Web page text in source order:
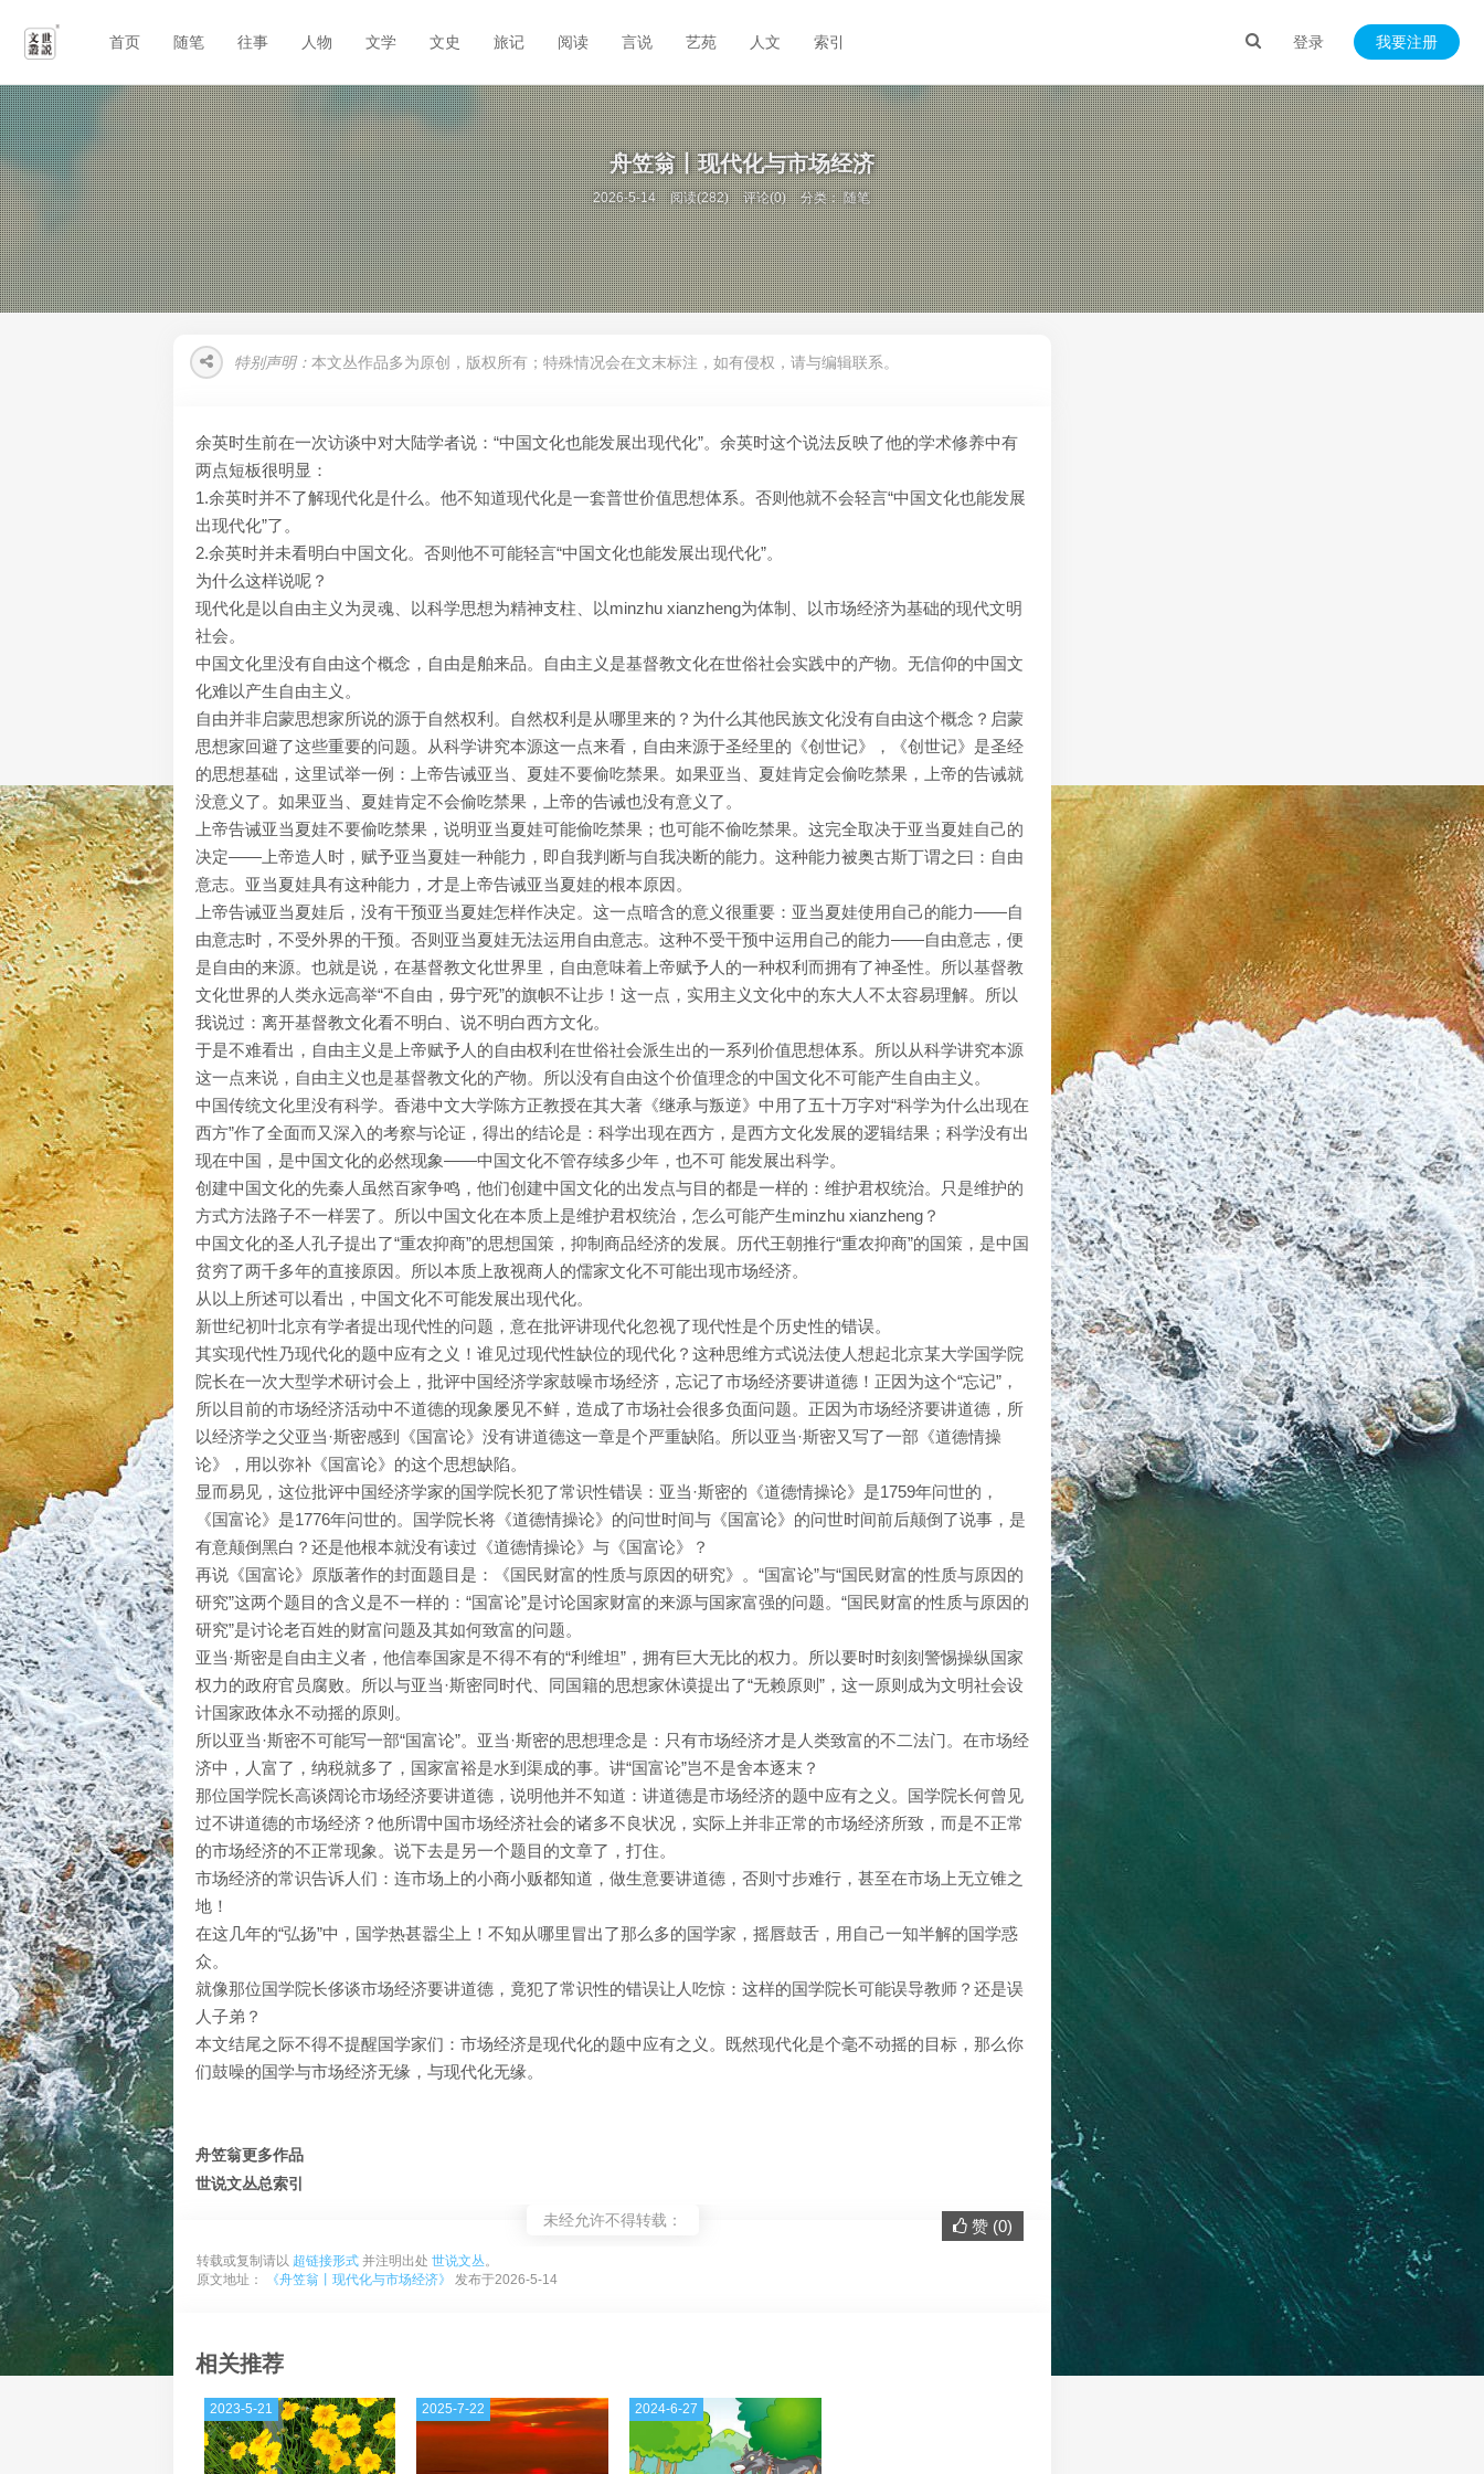
登录 我要注册
首页 随笔 往事 人物 文学 文史 旅记 阅读 言说 艺苑 人文 索引
舟笠翁丨现代化与市场经济
2026-5-14 阅读(282) 评论(0) 分类：随笔
特别声明： 本文丛作品多为原创，版权所有；特殊情况会在文末标注，如有侵权，请与编辑联系。
余英时生前在一次访谈中对大陆学者说：“中国文化也能发展出现代化”。余英时这个说法反映了他的学术修养中有
两点短板很明显：
1.余英时并不了解现代化是什么。他不知道现代化是一套普世价值思想体系。否则他就不会轻言“中国文化也能发展
出现代化”了。
2.余英时并未看明白中国文化。否则他不可能轻言“中国文化也能发展出现代化”。
为什么这样说呢？
现代化是以自由主义为灵魂、以科学思想为精神支柱、以minzhu xianzheng为体制、以市场经济为基础的现代文明
社会。
中国文化里没有自由这个概念，自由是舶来品。自由主义是基督教文化在世俗社会实践中的产物。无信仰的中国文
化难以产生自由主义。
自由并非启蒙思想家所说的源于自然权利。自然权利是从哪里来的？为什么其他民族文化没有自由这个概念？启蒙
思想家回避了这些重要的问题。从科学讲究本源这一点来看，自由来源于圣经里的《创世记》，《创世记》是圣经
的思想基础，这里试举一例：上帝告诫亚当、夏娃不要偷吃禁果。如果亚当、夏娃肯定会偷吃禁果，上帝的告诫就
没意义了。如果亚当、夏娃肯定不会偷吃禁果，上帝的告诫也没有意义了。
上帝告诫亚当夏娃不要偷吃禁果，说明亚当夏娃可能偷吃禁果；也可能不偷吃禁果。这完全取决于亚当夏娃自己的
决定——上帝造人时，赋予亚当夏娃一种能力，即自我判断与自我决断的能力。这种能力被奥古斯丁谓之曰：自由
意志。亚当夏娃具有这种能力，才是上帝告诫亚当夏娃的根本原因。
上帝告诫亚当夏娃后，没有干预亚当夏娃怎样作决定。这一点暗含的意义很重要：亚当夏娃使用自己的能力——自
由意志时，不受外界的干预。否则亚当夏娃无法运用自由意志。这种不受干预中运用自己的能力——自由意志，便
是自由的来源。也就是说，在基督教文化世界里，自由意味着上帝赋予人的一种权利而拥有了神圣性。所以基督教
文化世界的人类永远高举“不自由，毋宁死”的旗帜不让步！这一点，实用主义文化中的东大人不太容易理解。所以
我说过：离开基督教文化看不明白、说不明白西方文化。
于是不难看出，自由主义是上帝赋予人的自由权利在世俗社会派生出的一系列价值思想体系。所以从科学讲究本源
这一点来说，自由主义也是基督教文化的产物。所以没有自由这个价值理念的中国文化不可能产生自由主义。
中国传统文化里没有科学。香港中文大学陈方正教授在其大著《继承与叛逆》中用了五十万字对“科学为什么出现在
西方”作了全面而又深入的考察与论证，得出的结论是：科学出现在西方，是西方文化发展的逻辑结果；科学没有出
现在中国，是中国文化的必然现象——中国文化不管存续多少年，也不可 能发展出科学。
创建中国文化的先秦人虽然百家争鸣，他们创建中国文化的出发点与目的都是一样的：维护君权统治。只是维护的
方式方法路子不一样罢了。所以中国文化在本质上是维护君权统治，怎么可能产生minzhu xianzheng？
中国文化的圣人孔子提出了“重农抑商”的思想国策，抑制商品经济的发展。历代王朝推行“重农抑商”的国策，是中国
贫穷了两千多年的直接原因。所以本质上敌视商人的儒家文化不可能出现市场经济。
从以上所述可以看出，中国文化不可能发展出现代化。
新世纪初叶北京有学者提出现代性的问题，意在批评讲现代化忽视了现代性是个历史性的错误。
其实现代性乃现代化的题中应有之义！谁见过现代性缺位的现代化？这种思维方式说法使人想起北京某大学国学院
院长在一次大型学术研讨会上，批评中国经济学家鼓噪市场经济，忘记了市场经济要讲道德！正因为这个“忘记”，
所以目前的市场经济活动中不道德的现象屡见不鲜，造成了市场社会很多负面问题。正因为市场经济要讲道德，所
以经济学之父亚当·斯密感到《国富论》没有讲道德这一章是个严重缺陷。所以亚当·斯密又写了一部《道德情操
论》，用以弥补《国富论》的这个思想缺陷。
显而易见，这位批评中国经济学家的国学院长犯了常识性错误：亚当·斯密的《道德情操论》是1759年问世的，
《国富论》是1776年问世的。国学院长将《道德情操论》的问世时间与《国富论》的问世时间前后颠倒了说事，是
有意颠倒黑白？还是他根本就没有读过《道德情操论》与《国富论》？
再说《国富论》原版著作的封面题目是：《国民财富的性质与原因的研究》。“国富论”与“国民财富的性质与原因的
研究”这两个题目的含义是不一样的：“国富论”是讨论国家财富的来源与国家富强的问题。“国民财富的性质与原因的
研究”是讨论老百姓的财富问题及其如何致富的问题。
亚当·斯密是自由主义者，他信奉国家是不得不有的“利维坦”，拥有巨大无比的权力。所以要时时刻刻警惕操纵国家
权力的政府官员腐败。所以与亚当·斯密同时代、同国籍的思想家休谟提出了“无赖原则”，这一原则成为文明社会设
计国家政体永不动摇的原则。
所以亚当·斯密不可能写一部“国富论”。亚当·斯密的思想理念是：只有市场经济才是人类致富的不二法门。在市场经
济中，人富了，纳税就多了，国家富裕是水到渠成的事。讲“国富论”岂不是舍本逐末？
那位国学院长高谈阔论市场经济要讲道德，说明他并不知道：讲道德是市场经济的题中应有之义。国学院长何曾见
过不讲道德的市场经济？他所谓中国市场经济社会的诸多不良状况，实际上并非正常的市场经济所致，而是不正常
的市场经济的不正常现象。说下去是另一个题目的文章了，打住。
市场经济的常识告诉人们：连市场上的小商小贩都知道，做生意要讲道德，否则寸步难行，甚至在市场上无立锥之
地！
在这几年的“弘扬”中，国学热甚嚣尘上！不知从哪里冒出了那么多的国学家，摇唇鼓舌，用自己一知半解的国学惑
众。
就像那位国学院长侈谈市场经济要讲道德，竟犯了常识性的错误让人吃惊：这样的国学院长可能误导教师？还是误
人子弟？
本文结尾之际不得不提醒国学家们：市场经济是现代化的题中应有之义。既然现代化是个毫不动摇的目标，那么你
们鼓噪的国学与市场经济无缘，与现代化无缘。
舟笠翁更多作品
世说文丛总索引
赞 (0)
未经允许不得转载：
转载或复制请以 超链接形式 并注明出处 世说文丛。
原文地址：
《舟笠翁丨现代化与市场经济》 发布于2026-5-14
相关推荐
2023-5-21 2025-7-22 2024-6-27